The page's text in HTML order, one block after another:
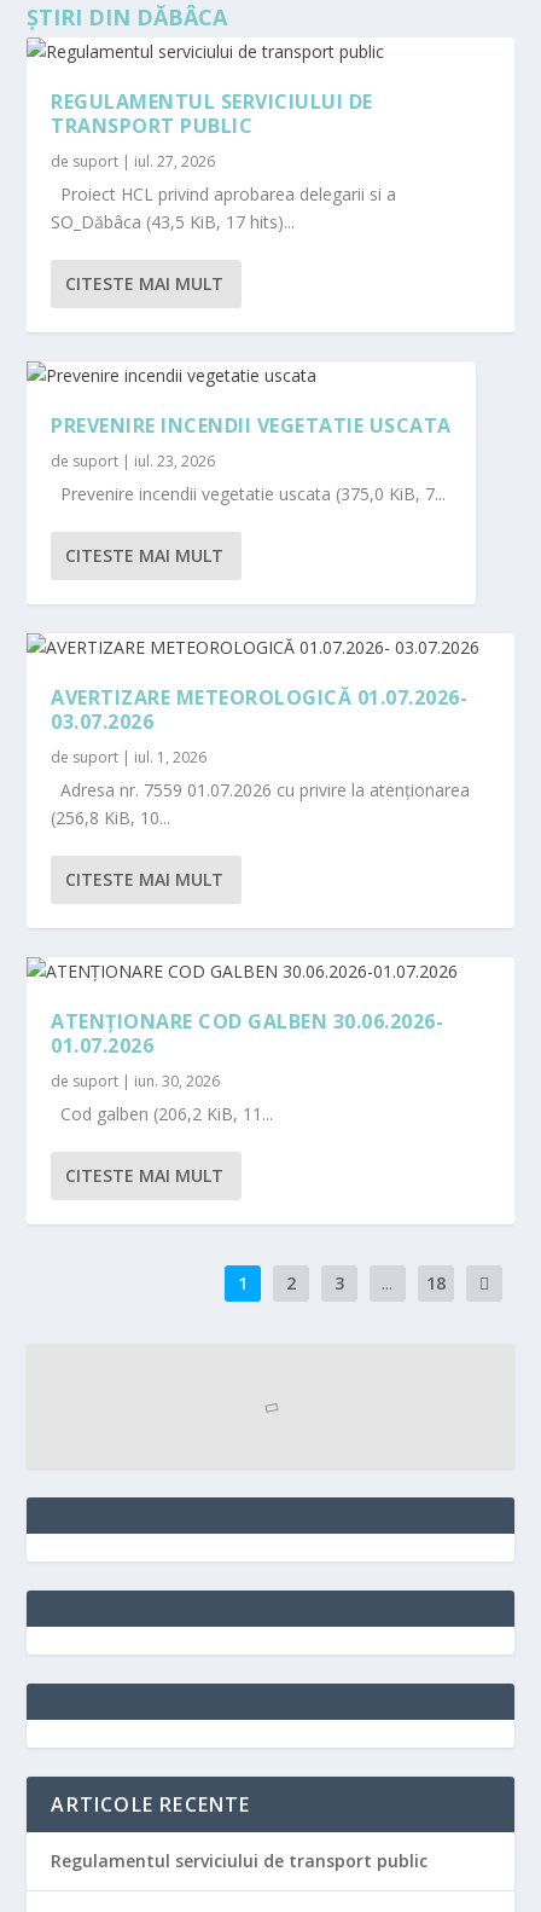
ȘTIRI DIN DĂBÂCA
REGULAMENTUL SERVICIULUI DE
TRANSPORT PUBLIC
de suport | iul. 27, 2026
Proiect HCL privind aprobarea delegarii si a
SO_Dăbâca (43,5 KiB, 17 hits)...
CITESTE MAI MULT
PREVENIRE INCENDII VEGETATIE USCATA
de suport | iul. 23, 2026
Prevenire incendii vegetatie uscata (375,0 KiB, 7...
CITESTE MAI MULT
AVERTIZARE METEOROLOGICĂ 01.07.2026-
03.07.2026
de suport | iul. 1, 2026
Adresa nr. 7559 01.07.2026 cu privire la atenționarea
(256,8 KiB, 10...
CITESTE MAI MULT
ATENȚIONARE COD GALBEN 30.06.2026-
01.07.2026
de suport | iun. 30, 2026
Cod galben (206,2 KiB, 11...
CITESTE MAI MULT
1 2 3 ... 18
ARTICOLE RECENTE
Regulamentul serviciului de transport public